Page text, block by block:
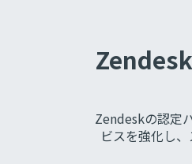
Zendeskの認定
ビスを強化し